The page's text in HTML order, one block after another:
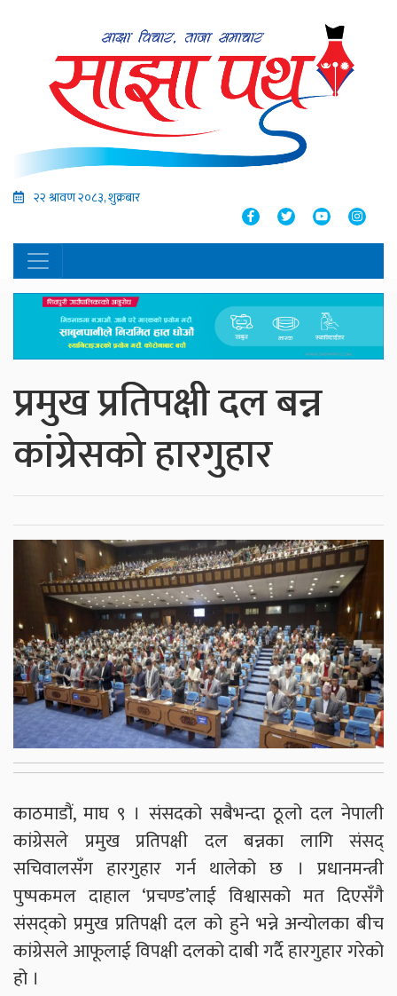
२२ श्रावण २०८३, शुक्रबार
प्रमुख प्रतिपक्षी दल बन्न
कांग्रेसको हारगुहार
काठमाडौं, माघ ९ । संसदको सबैभन्दा ठूलो दल नेपाली
कांग्रेसले प्रमुख प्रतिपक्षी दल बन्नका लागि संसद्
सचिवालसँग हारगुहार गर्न थालेको छ । प्रधानमन्त्री
पुष्पकमल दाहाल ‘प्रचण्ड’लाई विश्वासको मत दिएसँगै
संसद्को प्रमुख प्रतिपक्षी दल को हुने भन्ने अन्योलका बीच
कांग्रेसले आफूलाई विपक्षी दलको दाबी गर्दै हारगुहार गरेको
हो ।